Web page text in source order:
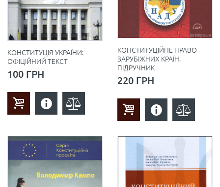
КОНСТИТУЦІЯ УКРАЇНИ:
ОФІЦІЙНИЙ ТЕКСТ
100 ГРН
КОНСТИТУЦІЙНЕ ПРАВО
ЗАРУБІЖНИХ КРАЇН.
ПІДРУЧНИК
220 ГРН